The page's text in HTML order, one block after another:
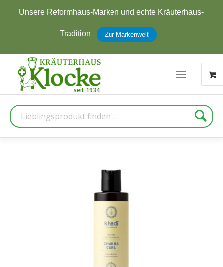
Jetzt zum Newsletter anmelden und 5 € Rabatt
erhalten Zur Anmeldung
Suche